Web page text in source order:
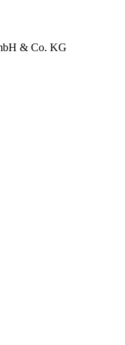
& Co. KG